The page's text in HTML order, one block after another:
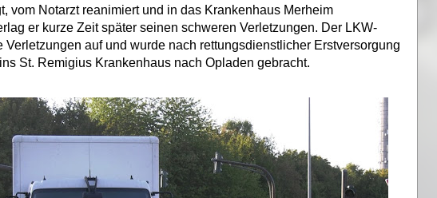
vom Notarzt reanimiert und in das Krankenhaus Merheim
er kurze Zeit später seinen schweren Verletzungen. Der LKW-
Verletzungen auf und wurde nach rettungsdienstlicher Erstversorgung
St. Remigius Krankenhaus nach Opladen gebracht.